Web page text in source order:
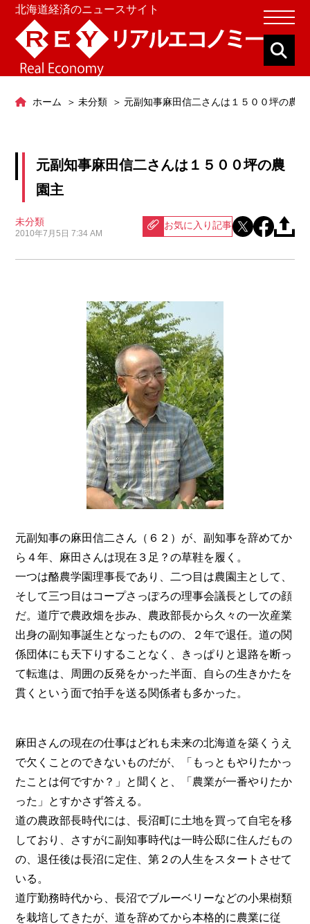
北海道経済のニュースサイト
ホーム 未分類 元副知事麻田信二さんは１５００坪の農園
元副知事麻田信二さんは１５００坪の農
園主
未分類
2010年7月5日 7:34 AM
お気に入り記事
元副知事の麻田信二さん（６２）が、副知事を辞めてか
ら４年、麻田さんは現在３足？の草鞋を履く。
一つは酪農学園理事長であり、二つ目は農園主として、
そして三つ目はコープさっぽろの理事会議長としての顔
だ。道庁で農政畑を歩み、農政部長から久々の一次産業
出身の副知事誕生となったものの、２年で退任。道の関
係団体にも天下りすることなく、きっぱりと退路を断っ
て転進は、周囲の反発をかった半面、自らの生きかたを
貫くという面で拍手を送る関係者も多かった。
麻田さんの現在の仕事はどれも未来の北海道を築くうえ
で欠くことのできないものだが、「もっともやりたかっ
たことは何ですか？」と聞くと、「農業が一番やりたか
った」とすかさず答える。
道の農政部長時代には、長沼町に土地を買って自宅を移
しており、さすがに副知事時代は一時公邸に住んだもの
の、退任後は長沼に定住、第２の人生をスタートさせて
いる。
道庁勤務時代から、長沼でブルーベリーなどの小果樹類
を栽培してきたが、道を辞めてから本格的に農業に従